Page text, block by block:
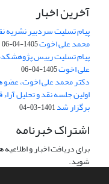
آخرین اخبار
پیام تسلیت سردبیر نشریه
محمد علی اخوت1405-04-06
پیام تسلیت رییس
علی اخوت1405-04-06
دکتر محمد علی اخوت، عضو
اولین جلسه نقد و تحلیل
برگزار شد1401-03-04
اشتراک خبرنامه
برای دریافت اخبار و
شوید.